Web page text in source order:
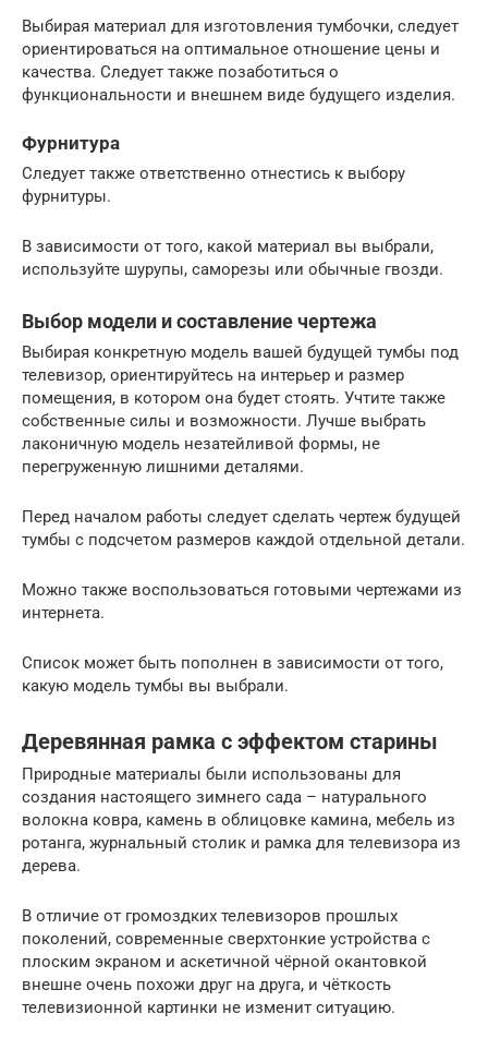
Выбирая материал для изготовления тумбочки, следует
ориентироваться на оптимальное отношение цены и
качества. Следует также позаботиться о
функциональности и внешнем виде будущего изделия.
Фурнитура
Следует также ответственно отнестись к выбору
фурнитуры.
В зависимости от того, какой материал вы выбрали,
используйте шурупы, саморезы или обычные гвозди.
Выбор модели и составление чертежа
Выбирая конкретную модель вашей будущей тумбы под
телевизор, ориентируйтесь на интерьер и размер
помещения, в котором она будет стоять. Учтите также
собственные силы и возможности. Лучше выбрать
лаконичную модель незатейливой формы, не
перегруженную лишними деталями.
Перед началом работы следует сделать чертеж будущей
тумбы с подсчетом размеров каждой отдельной детали.
Можно также воспользоваться готовыми чертежами из
интернета.
Список может быть пополнен в зависимости от того,
какую модель тумбы вы выбрали.
Деревянная рамка с эффектом старины
Природные материалы были использованы для
создания настоящего зимнего сада – натурального
волокна ковра, камень в облицовке камина, мебель из
ротанга, журнальный столик и рамка для телевизора из
дерева.
В отличие от громоздких телевизоров прошлых
поколений, современные сверхтонкие устройства с
плоским экраном и аскетичной чёрной окантовкой
внешне очень похожи друг на друга, и чёткость
телевизионной картинки не изменит ситуацию.